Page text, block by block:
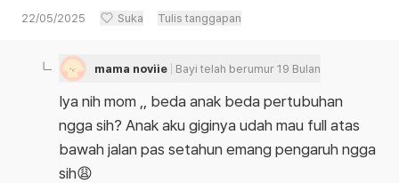
22/05/2025 Suka Tulis tanggapan
mama noviie Bayi telah berumur 19 Bulan
Iya nih mom ,, beda anak beda pertubuhan
ngga sih? Anak aku giginya udah mau full atas
bawah jalan pas setahun emang pengaruh ngga
sih😩